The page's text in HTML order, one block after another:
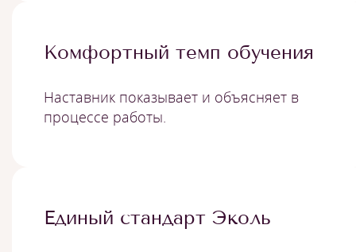
Комфортный темп обучения
Наставник показывает и объясняет в
процессе работы.
Единый стандарт Эколь